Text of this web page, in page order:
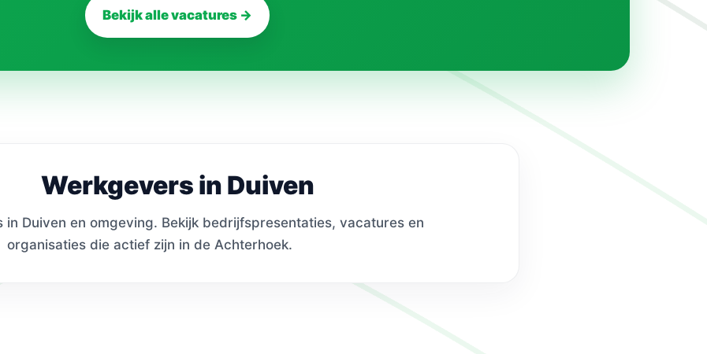
Bekijk alle vacatures →
Werkgevers in Duiven
in Duiven en omgeving. Bekijk bedrijfspresentaties, vacatures en
organisaties die actief zijn in de Achterhoek.